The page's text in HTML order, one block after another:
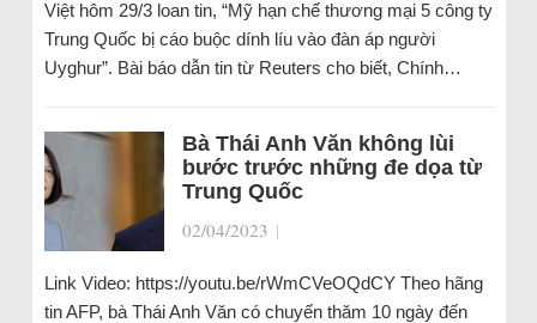
Việt hôm 29/3 loan tin, “Mỹ hạn chế thương mại 5 công ty
Trung Quốc bị cáo buộc dính líu vào đàn áp người
Uyghur”. Bài báo dẫn tin từ Reuters cho biết, Chính…
Bà Thái Anh Văn không lùi
bước trước những đe dọa từ
Trung Quốc
02/04/2023 |
Link Video: https://youtu.be/rWmCVeOQdCY Theo hãng
tin AFP, bà Thái Anh Văn có chuyến thăm 10 ngày đến